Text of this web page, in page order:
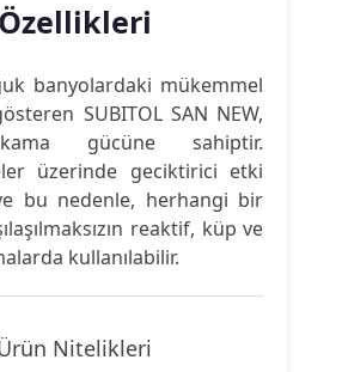
Özellikleri
banyolardaki mükemmel
SUBITOL SAN NEW,
gücüne sahiptir.
üzerinde geciktirici etki
bu nedenle, herhangi bir
reaktif, küp ve
kullanılabilir.
Nitelikleri